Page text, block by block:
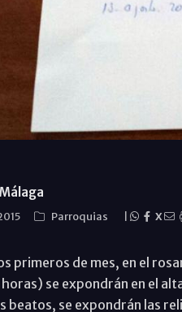
Parroquias X
primeros de mes, en el
se expondrán en el
beatos, se expondrán las